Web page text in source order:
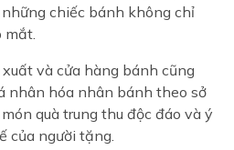
chiếc bánh không chỉ
mắt.
và cửa hàng bánh cũng
nhân hóa nhân bánh theo sở
quà trung thu độc đáo và ý
của người tặng.